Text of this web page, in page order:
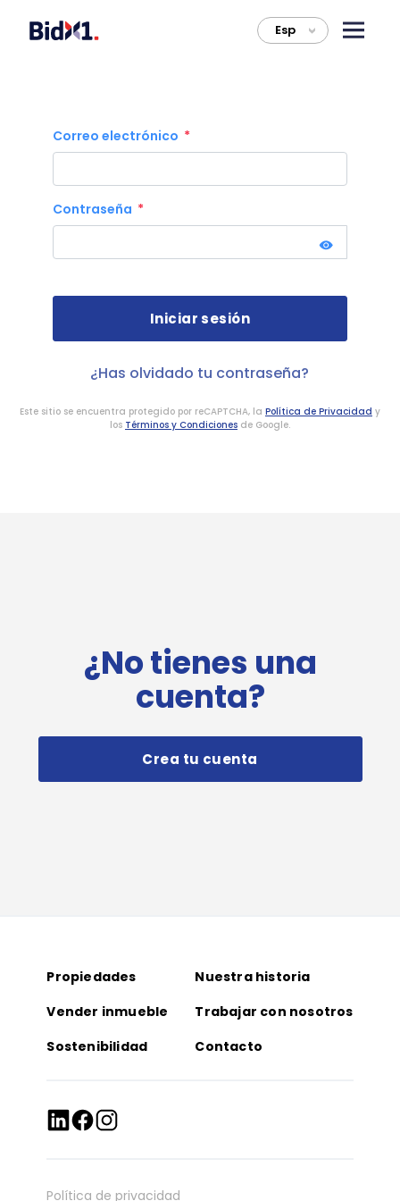
Esp >
¿No tienes una
cuenta?
Crea tu cuenta
Correo electrónico
Contraseña
¿Has olvidado tu contraseña?
Este sitio se encuentra protegido por reCAPTCHA, la Política de Privacidad y
los Términos y Condiciones de Google.
Propiedades
Nuestra historia
Vender inmueble
Trabajar con nosotros
Sostenibilidad
Contacto
Política de privacidad